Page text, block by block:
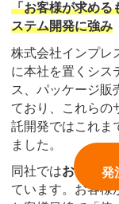
「お客様が求める
ステム開発に強み
株式会社インプレ
に本社を置くシス
ス、パッケージ販
ており、これらの
託開発ではこれま
ました。
同社ではお客様目
ています。お客様
発